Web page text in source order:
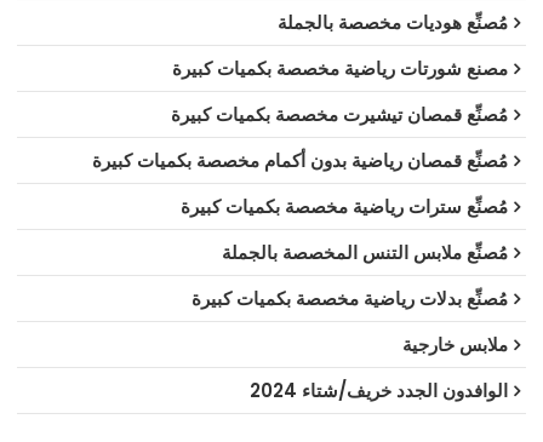
مُصنِّع هوديات مخصصة بالجملة
مصنع شورتات رياضية مخصصة بكميات كبيرة
مُصنِّع قمصان تيشيرت مخصصة بكميات كبيرة
مُصنِّع قمصان رياضية بدون أكمام مخصصة بكميات كبيرة
مُصنِّع سترات رياضية مخصصة بكميات كبيرة
مُصنِّع ملابس التنس المخصصة بالجملة
مُصنِّع بدلات رياضية مخصصة بكميات كبيرة
ملابس خارجية
الوافدون الجدد خريف/شتاء 2024